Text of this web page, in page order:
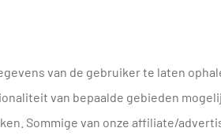
van de gebruiker te laten
van bepaalde gebieden
Sommige van onze affiliate/